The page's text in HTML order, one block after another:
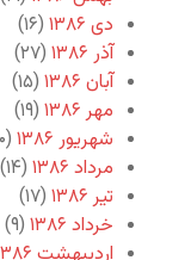
دی ۱۳۸۶
(۱۶)
آذر ۱۳۸۶
(۲۷)
آبان ۱۳۸۶
(۱۵)
مهر ۱۳۸۶
(۱۹)
شهریور ۱۳۸۶
(۲۰)
مرداد ۱۳۸۶
(۱۴)
تیر ۱۳۸۶
(۱۷)
خرداد ۱۳۸۶
(۹)